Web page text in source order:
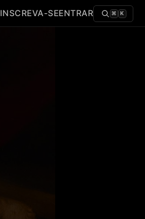
INSCREVA-SEENTRAR ⌘ K